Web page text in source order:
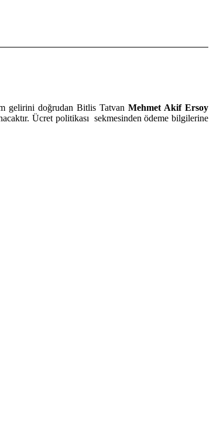
gelirini doğrudan Bitlis Tatvan Mehmet Akif Ersoy
Ücret politikası sekmesinden ödeme bilgilerine